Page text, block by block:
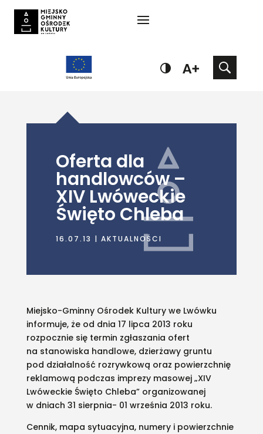
Oferta dla
handlowców –
XIV Lwóweckie
Święto Chleba
16.07.13 | AKTUALNOŚCI
Miejsko-Gminny Ośrodek Kultury we Lwówku
informuje, że od dnia 17 lipca 2013 roku
rozpocznie się termin zgłaszania ofert
na stanowiska handlowe, dzierżawy gruntu
pod działalność rozrywkową oraz powierzchnię
reklamową podczas imprezy masowej „XIV
Lwóweckie Święto Chleba” organizowanej
w dniach 31 sierpnia- 01 września 2013 roku.
Cennik, mapa sytuacyjna, numery i powierzchnie